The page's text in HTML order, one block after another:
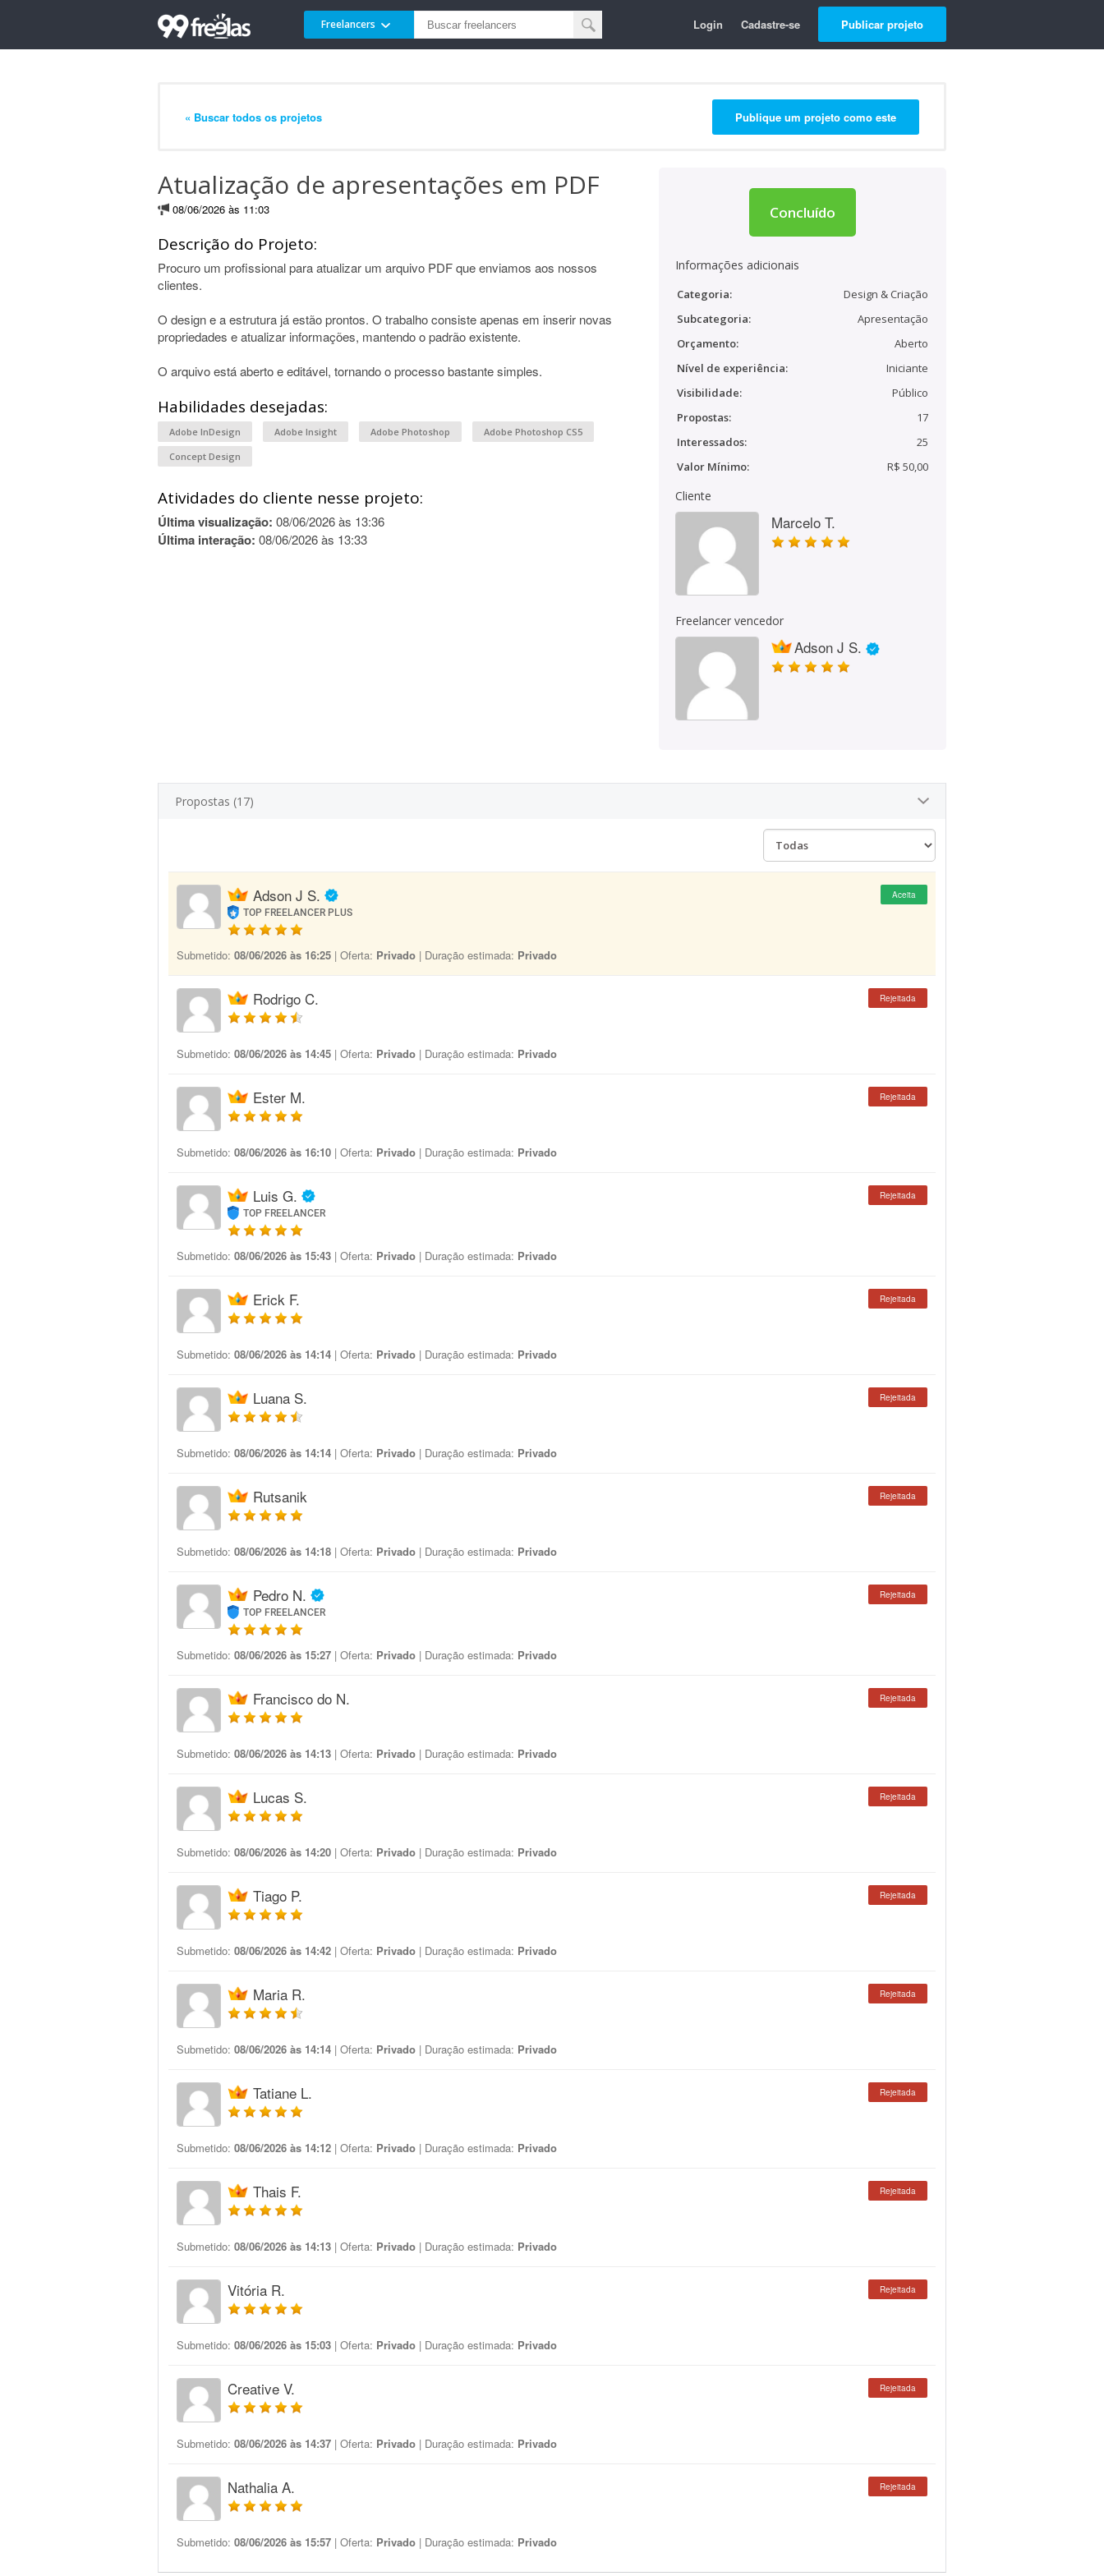
Freelancers Login Cadastre-se Publicar projeto
« Buscar todos os projetos Publique um projeto como este
Atualização de apresentações em PDF
08/06/2026 às 11:03
Descrição do Projeto:
Procuro um profissional para atualizar um arquivo PDF que enviamos aos nossos
clientes.
O design e a estrutura já estão prontos. O trabalho consiste apenas em inserir novas
propriedades e atualizar informações, mantendo o padrão existente.
O arquivo está aberto e editável, tornando o processo bastante simples.
Habilidades desejadas:
Adobe InDesign Adobe Insight Adobe Photoshop
Adobe Photoshop CS5
Concept Design
Atividades do cliente nesse projeto:
Última visualização: 08/06/2026 às 13:36
Última interação: 08/06/2026 às 13:33
Concluído
Informações adicionais
Categoria:
Design & Criação
Subcategoria:
Apresentação
Orçamento:
Aberto
Nível de experiência:
Iniciante
Visibilidade:
Público
Propostas:
17
Interessados:
25
Valor Mínimo:
R$ 50,00
Cliente
Marcelo T.
Freelancer vencedor
Adson J S.
Propostas (17)
Adson J S.
TOP FREELANCER PLUS
Aceita
Submetido: 08/06/2026 às 16:25 | Oferta: Privado | Duração estimada: Privado
Rodrigo C. Rejeitada
Submetido: 08/06/2026 às 14:45 | Oferta: Privado | Duração estimada: Privado
Ester M. Rejeitada
Submetido: 08/06/2026 às 16:10 | Oferta: Privado | Duração estimada: Privado
Luis G.
TOP FREELANCER
Rejeitada
Submetido: 08/06/2026 às 15:43 | Oferta: Privado | Duração estimada: Privado
Erick F. Rejeitada
Submetido: 08/06/2026 às 14:14 | Oferta: Privado | Duração estimada: Privado
Luana S. Rejeitada
Submetido: 08/06/2026 às 14:14 | Oferta: Privado | Duração estimada: Privado
Rutsanik Rejeitada
Submetido: 08/06/2026 às 14:18 | Oferta: Privado | Duração estimada: Privado
Pedro N.
TOP FREELANCER
Rejeitada
Submetido: 08/06/2026 às 15:27 | Oferta: Privado | Duração estimada: Privado
Francisco do N. Rejeitada
Submetido: 08/06/2026 às 14:13 | Oferta: Privado | Duração estimada: Privado
Lucas S. Rejeitada
Submetido: 08/06/2026 às 14:20 | Oferta: Privado | Duração estimada: Privado
Tiago P. Rejeitada
Submetido: 08/06/2026 às 14:42 | Oferta: Privado | Duração estimada: Privado
Maria R. Rejeitada
Submetido: 08/06/2026 às 14:14 | Oferta: Privado | Duração estimada: Privado
Tatiane L. Rejeitada
Submetido: 08/06/2026 às 14:12 | Oferta: Privado | Duração estimada: Privado
Thais F. Rejeitada
Submetido: 08/06/2026 às 14:13 | Oferta: Privado | Duração estimada: Privado
Vitória R. Rejeitada
Submetido: 08/06/2026 às 15:03 | Oferta: Privado | Duração estimada: Privado
Creative V. Rejeitada
Submetido: 08/06/2026 às 14:37 | Oferta: Privado | Duração estimada: Privado
Nathalia A. Rejeitada
Submetido: 08/06/2026 às 15:57 | Oferta: Privado | Duração estimada: Privado